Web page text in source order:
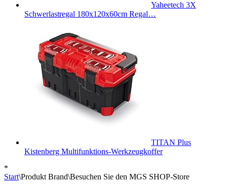
Yaheetech 3X
Schwerlastregal 180x120x60cm Regal…
TITAN Plus
Kistenberg Multifunktions-Werkzeugkoffer
*
Start\Produkt Brand\Besuchen Sie den MGS SHOP-Store